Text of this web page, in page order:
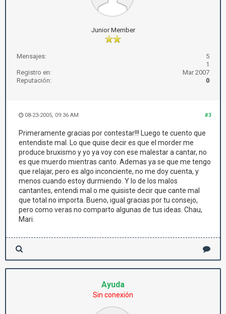
Junior Member
Mensajes:
5
1
Registro en:
Mar 2007
Reputación:
0
#3
08-23-2005, 09:36 AM
Primeramente gracias por contestar!!! Luego te cuento que
entendiste mal. Lo que quise decir es que el morder me
produce bruxismo y yo ya voy con ese malestar a cantar, no
es que muerdo mientras canto. Ademas ya se que me tengo
que relajar, pero es algo inconciente, no me doy cuenta, y
menos cuando estoy durmiendo. Y lo de los malos
cantantes, entendi mal o me quisiste decir que cante mal
que total no importa. Bueno, igual gracias por tu consejo,
pero como veras no comparto algunas de tus ideas. Chau,
Mari.
Ayuda
Sin conexión